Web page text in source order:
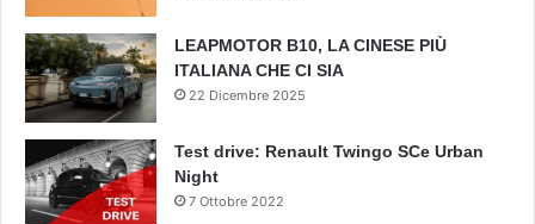
LEAPMOTOR B10, LA CINESE PIÙ
ITALIANA CHE CI SIA
22 Dicembre 2025
Test drive: Renault Twingo SCe Urban
Night
7 Ottobre 2022